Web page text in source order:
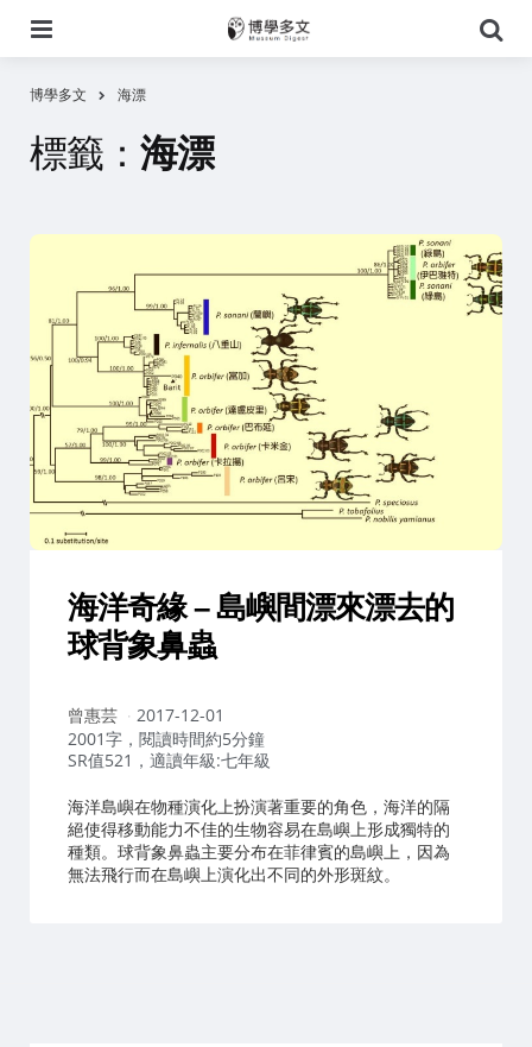
尋
博學多文 海漂
標籤： 海漂
海洋奇緣 – 島嶼間漂來漂去的
球背象鼻蟲
作
者：
曾惠芸
2017-12-01
2001字，閱讀時間約5分鐘
SR值521，適讀年級:七年級
海洋島嶼在物種演化上扮演著重要的角色，海洋的隔
絕使得移動能力不佳的生物容易在島嶼上形成獨特的
種類。球背象鼻蟲主要分布在菲律賓的島嶼上，因為
無法飛行而在島嶼上演化出不同的外形斑紋。